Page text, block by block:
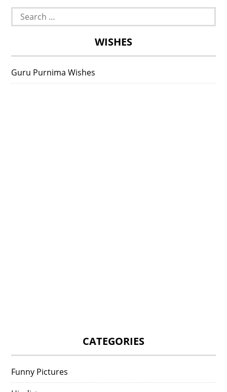
Search
for:
WISHES
Guru Purnima Wishes
CATEGORIES
Funny Pictures